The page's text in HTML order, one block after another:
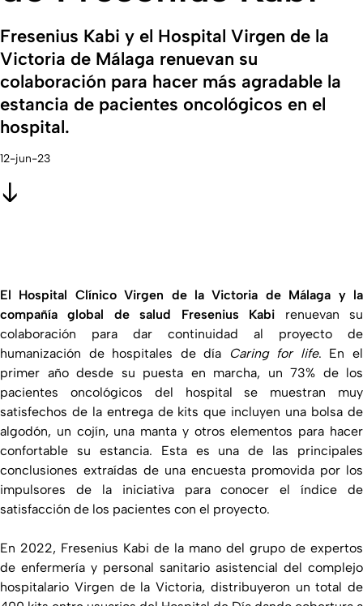
Fresenius Kabi y el Hospital Virgen de la
Victoria de Málaga renuevan su
colaboración para hacer más agradable la
estancia de pacientes oncológicos en el
hospital.
12-jun-23
El Hospital Clínico Virgen de la Victoria de Málaga y la
compañía global de salud Fresenius Kabi renuevan su
colaboración para dar continuidad al proyecto de
humanización de hospitales de día
Caring for life. En el
primer año desde su puesta en marcha, un 73% de los
pacientes oncológicos del hospital se muestran muy
satisfechos de la entrega de kits que incluyen una bolsa de
algodón, un cojín, una manta y otros elementos para hacer
confortable su estancia. Esta es una de las principales
conclusiones extraídas de una encuesta promovida por los
impulsores de la iniciativa para conocer el índice de
satisfacción de los pacientes con el proyecto.
En 2022, Fresenius Kabi de la mano del grupo de expertos
de enfermería y personal sanitario asistencial del complejo
hospitalario Virgen de la Victoria, distribuyeron un total de